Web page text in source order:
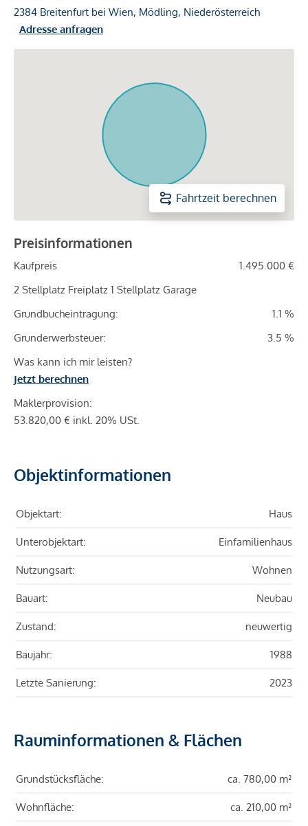
2384 Breitenfurt bei Wien, Mödling, Niederösterreich
Adresse anfragen
Fahrtzeit berechnen
Preisinformationen
Kaufpreis
1.495.000 €
2 Stellplatz Freiplatz 1 Stellplatz Garage
Grundbucheintragung:
1.1 %
Grunderwerbsteuer:
3.5 %
Was kann ich mir leisten?
Jetzt berechnen
Maklerprovision:
53.820,00 € inkl. 20% USt.
Objektinformationen
Objektart: Haus
Unterobjektart: Einfamilienhaus
Nutzungsart: Wohnen
Bauart: Neubau
Zustand: neuwertig
Baujahr: 1988
Letzte Sanierung: 2023
Rauminformationen & Flächen
Grundstücksfläche: ca. 780,00 m²
Wohnfläche: ca. 210,00 m²